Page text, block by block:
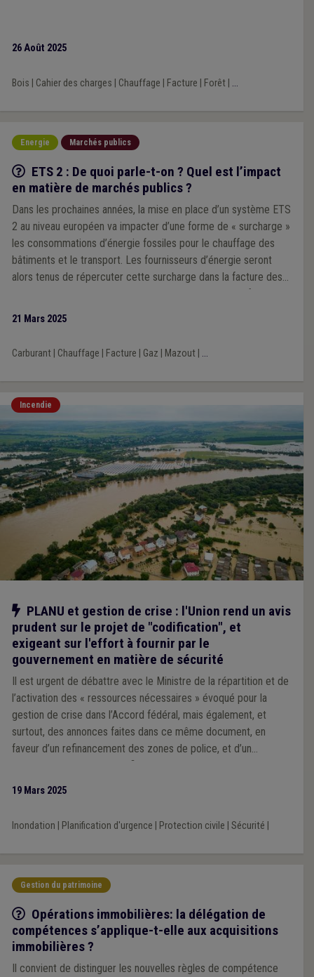
26 Août 2025
Bois Cahier des charges Chauffage Facture Forêt| ...
Energie Marchés publics
Q/R
ETS 2 : De quoi parle-t-on ? Quel est l’impact
en matière de marchés publics ?
Dans les prochaines années, la mise en place d’un système ETS
2 au niveau européen va impacter d’une forme de « surcharge »
les consommations d’énergie fossiles pour le chauffage des
bâtiments et le transport. Les fournisseurs d’énergie seront
alors tenus de répercuter cette surcharge dans la facture des
consommateurs. Comment prendre en compte cette future
21 Mars 2025
Carburant| Chauffage Facture Gaz Mazout| ...
Incendie
Notre action
PLANU et gestion de crise : l'Union rend un avis
prudent sur le projet de "codification", et
exigeant sur l'effort à fournir par le
gouvernement en matière de sécurité
Il est urgent de débattre avec le Ministre de la répartition et de
l’activation des « ressources nécessaires » évoqué pour la
gestion de crise dans l’Accord fédéral, mais également, et
surtout, des annonces faites dans ce même document, en
faveur d’un refinancement des zones de police, et d’un
19 Mars 2025
Inondation Planification d'urgence Protection civile Sécurité
Gestion du patrimoine
Q/R
Opérations immobilières: la délégation de
compétences s’applique-t-elle aux acquisitions
immobilières ?
Il convient de distinguer les nouvelles règles de compétence